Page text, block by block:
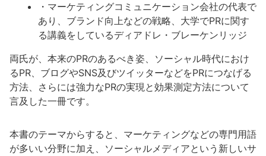
・マーケティングコミュニケーション会社の代表で
あり、ブランド向上などの戦略、大学でPRに関す
る講義をしているディアドレ・ブレーケンリッジ
両氏が、本来のPRのあるべき姿、ソーシャル時代におけ
るPR、ブログやSNS及びツイッターなどをPRにつなげる
方法、さらには強力なPRの実現と効果測定方法について
言及した一冊です。
本書のテーマからすると、マーケティングなどの専門用語
が多いい分野に加え、ソーシャルメディアという新しいサ